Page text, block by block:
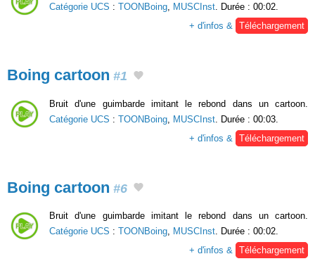
Catégorie UCS : TOONBoing MUSCInst . Durée : 00:02.
+ d'infos &
Téléchargement
Boing cartoon #1
Bruit d'une guimbarde imitant le rebond dans un cartoon.
Catégorie UCS : TOONBoing MUSCInst . Durée : 00:03.
+ d'infos &
Téléchargement
Boing cartoon #6
Bruit d'une guimbarde imitant le rebond dans un cartoon.
Catégorie UCS : TOONBoing, MUSCInst. Durée : 00:02.
+ d'infos & Téléchargement